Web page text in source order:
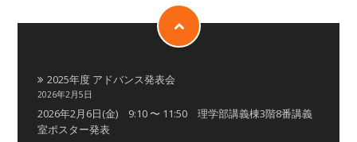
2025年度 アドバンス発表会
2026年2月5日
2026年2月6日(金) 9:10 〜 11:50 理学部講義棟3階8番講義
室ポスター発表